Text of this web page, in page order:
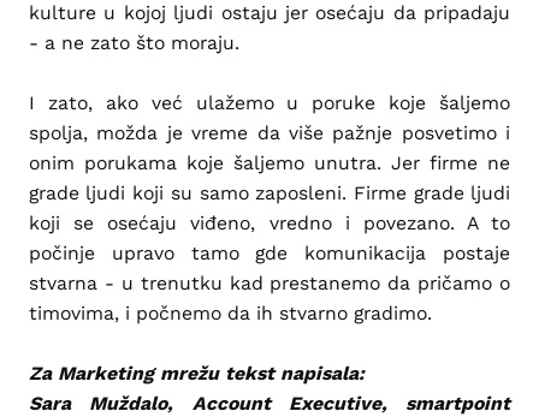
kulture u kojoj ljudi ostaju jer osećaju da pripadaju
- a ne zato što moraju.
I zato, ako već ulažemo u poruke koje šaljemo
spolja, možda je vreme da više pažnje posvetimo i
onim porukama koje šaljemo unutra. Jer firme ne
grade ljudi koji su samo zaposleni. Firme grade ljudi
koji se osećaju viđeno, vredno i povezano. A to
počinje upravo tamo gde komunikacija postaje
stvarna - u trenutku kad prestanemo da pričamo o
timovima, i počnemo da ih stvarno gradimo.
Za Marketing mrežu tekst napisala:
Sara Muždalo, Account Executive, smartpoint